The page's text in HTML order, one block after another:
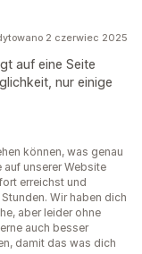
2 czerwiec 2025
auf eine Seite
nur einige
können, was genau
unserer Website
erreichst und
Wir haben dich
aber leider ohne
auch besser
damit das was dich